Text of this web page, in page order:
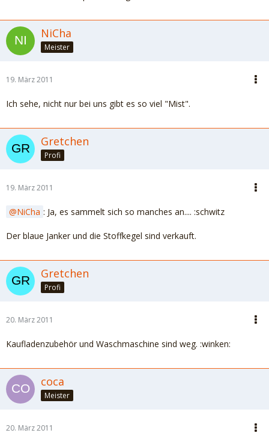
NiCha
Meister
19. März 2011
Ich sehe, nicht nur bei uns gibt es so viel "Mist".
Gretchen
Profi
19. März 2011
NiCha : Ja, es sammelt sich so manches an.... :schwitz
Der blaue Janker und die Stoffkegel sind verkauft.
Gretchen
Profi
20. März 2011
Kaufladenzubehör und Waschmaschine sind weg. :winken:
coca
Meister
20. März 2011